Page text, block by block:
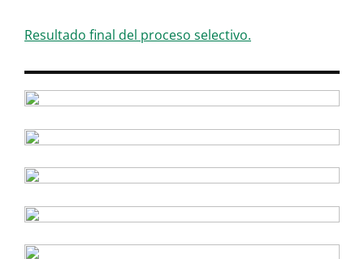
Resultado final del proceso selectivo.